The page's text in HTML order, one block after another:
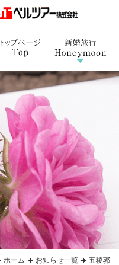
ホーム お知らせ一覧 五稜郭